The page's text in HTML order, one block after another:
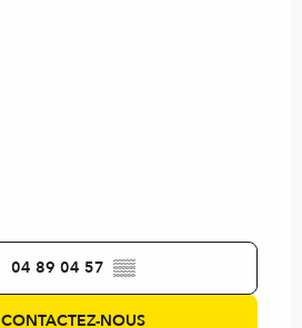
04 89 04 57 ▒▒
CONTACTEZ-NOUS